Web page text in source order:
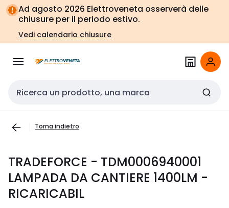
Vai alla
navigazione
Vai
alla
pagina
Ad agosto 2026 Elettroveneta osserverà delle
chiusure per il periodo estivo.
Vedi calendario chiusure
Cerca input
Torna indietro
TRADEFORCE - TDM0006940001
LAMPADA DA CANTIERE 1400LM -
RICARICABIL